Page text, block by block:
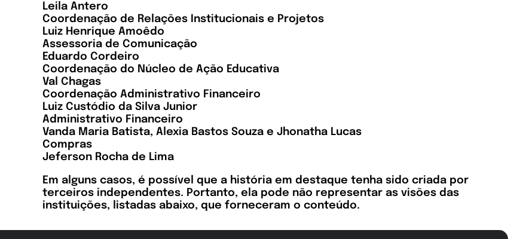
Leila Antero
Coordenação de Relações Institucionais e Projetos
Luiz Henrique Amoêdo
Assessoria de Comunicação
Eduardo Cordeiro
Coordenação do Núcleo de Ação Educativa
Val Chagas
Coordenação Administrativo Financeiro
Luiz Custódio da Silva Junior
Administrativo Financeiro
Vanda Maria Batista, Alexia Bastos Souza e Jhonatha Lucas
Compras
Jeferson Rocha de Lima
Em alguns casos, é possível que a história em destaque tenha sido criada por
terceiros independentes. Portanto, ela pode não representar as visões das
instituições, listadas abaixo, que forneceram o conteúdo.